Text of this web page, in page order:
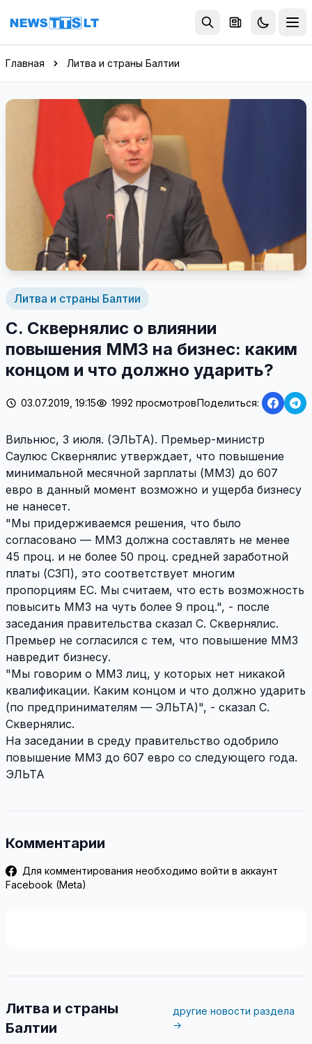
Перейти к содержимому
Главная Литва и страны Балтии
Литва и страны Балтии
С. Сквернялис о влиянии
повышения ММЗ на бизнес: каким
концом и что должно ударить?
03.07.2019, 19:15 1992 просмотровПоделиться:
Вильнюс, 3 июля. (ЭЛЬТА). Премьер-министр
Саулюс Сквернялис утверждает, что повышение
минимальной месячной зарплаты (ММЗ) до 607
евро в данный момент возможно и ущерба бизнесу
не нанесет.
"Мы придерживаемся решения, что было
согласовано — ММЗ должна составлять не менее
45 проц. и не более 50 проц. средней заработной
платы (СЗП), это соответствует многим
пропорциям ЕС. Мы считаем, что есть возможность
повысить ММЗ на чуть более 9 проц.", - после
заседания правительства сказал С. Сквернялис.
Премьер не согласился с тем, что повышение ММЗ
навредит бизнесу.
"Мы говорим о ММЗ лиц, у которых нет никакой
квалификации. Каким концом и что должно ударить
(по предпринимателям — ЭЛЬТА)", - сказал С.
Сквернялис.
На заседании в среду правительство одобрило
повышение ММЗ до 607 евро со следующего года.
ЭЛЬТА
Комментарии
Для комментирования необходимо войти в аккаунт
Facebook (Meta)
Литва и страны
Балтии
другие новости раздела
→